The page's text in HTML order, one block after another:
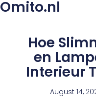
Omito.nl
Hoe
en
Interieur
August 14,